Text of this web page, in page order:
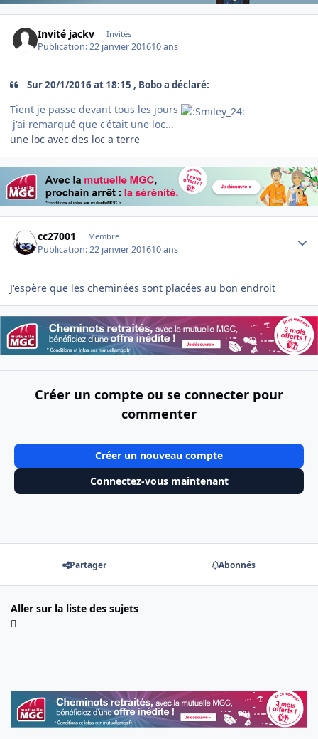
Invité jackv Invités
Publication:22 janvier 201610 ans
Sur 20/1/2016 at 18:15 , Bobo a déclaré:
Tient je passe devant tous les jours
j'ai remarqué que c'était une loc...
une loc avec des loc a terre
cc27001 Membre
Publication:22 janvier 201610 ans
J'espère que les cheminées sont placées au bon endroit
Créer un compte ou se connecter pour
commenter
Créer un nouveau compte
Connectez-vous maintenant
Partager Abonnés
Aller sur la liste des sujets